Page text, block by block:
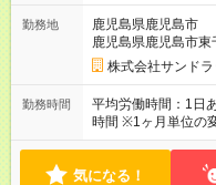
す。
勤務地
鹿児島県鹿児島市
鹿児島県鹿児島市
株式会社サンド
勤務時間
平均労働時間：1日
時間 ※1ヶ月単位の変形労働時間制となります ※店舗により異な
ります ▼シフト例 早番／07:00～17:00（休憩1.5h） 遅番／
残業は全社平均月11.6時間！ 平均労働時間
気になる！